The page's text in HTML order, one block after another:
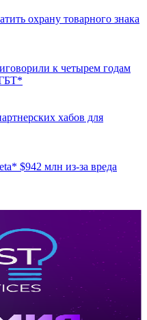
охрану товарного знака
к четырем годам
хабов для
$942 млн из-за вреда